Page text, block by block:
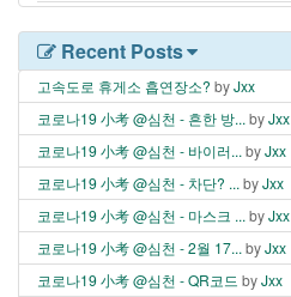
Recent Posts
고속도로 휴게소 흡연장소? byJxx
코로나19 小考 @심천 - 흔한 방... byJxx
코로나19 小考 @심천 - 바이러... byJxx
코로나19 小考 @심천 - 차단? ... byJxx
코로나19 小考 @심천 - 마스크 ... byJxx
코로나19 小考 @심천 - 2월 17... byJxx
코로나19 小考 @심천 - QR코드 byJxx